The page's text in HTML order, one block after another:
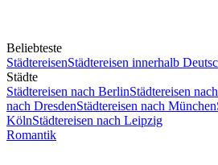
Beliebteste
StädtereisenStädtereisen innerhalb
Städte
Städtereisen nach BerlinStädtereisen
nach DresdenStädtereisen nach München
KölnStädtereisen nach Leipzig
Romantik